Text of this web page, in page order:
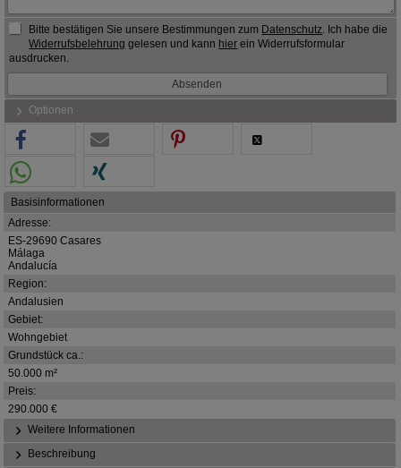
Bitte bestätigen Sie unsere Bestimmungen zum Datenschutz . Ich habe die
Widerrufsbelehrung gelesen und kann hier ein Widerrufsformular
ausdrucken.
Optionen
Basisinformationen
Adresse:
ES-29690 Casares
Málaga
Andalucía
Region:
Andalusien
Gebiet:
Wohngebiet
Grundstück ca.:
50.000 m²
Preis:
290.000 €
Weitere Informationen
Beschreibung